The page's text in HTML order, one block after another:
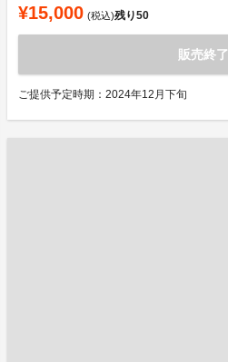
¥15,000 (税込)残り50
販売終了
ご提供予定時期：2024年12月下旬